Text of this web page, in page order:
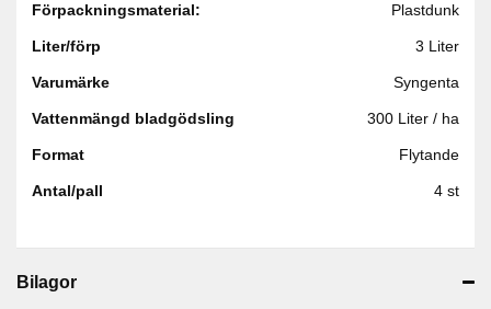
Förpackningsmaterial: Plastdunk
Liter/förp 3 Liter
Varumärke Syngenta
Vattenmängd bladgödsling 300 Liter / ha
Format Flytande
Antal/pall 4 st
Bilagor